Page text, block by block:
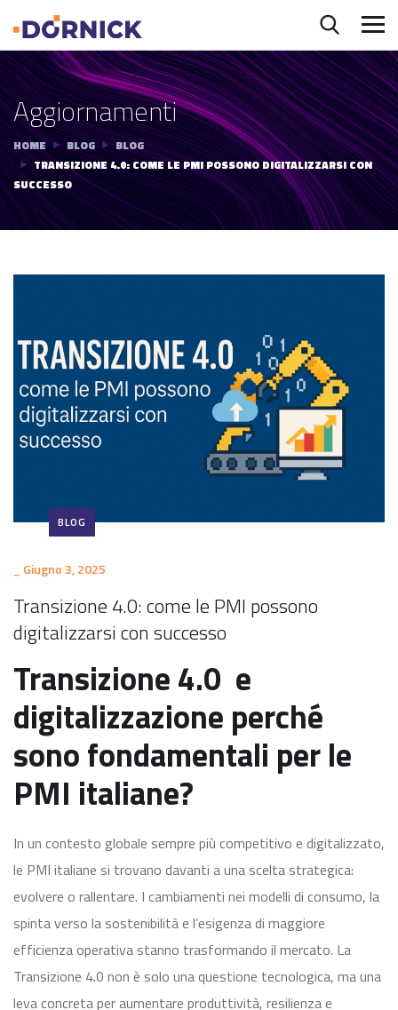
Aggiornamenti
HOME BLOG
BLOG
TRANSIZIONE 4.0: COME LE PMI POSSONO DIGITALIZZARSI CON
SUCCESSO
BLOG
Giugno 3, 2025
Transizione 4.0: come le PMI possono
digitalizzarsi con successo
Transizione 4.0 e
digitalizzazione perché
sono fondamentali per le
PMI italiane?
In un contesto globale sempre più competitivo e digitalizzato,
le PMI italiane si trovano davanti a una scelta strategica:
evolvere o rallentare. I cambiamenti nei modelli di consumo, la
spinta verso la sostenibilità e l’esigenza di maggiore
efficienza operativa stanno trasformando il mercato. La
Transizione 4.0 non è solo una questione tecnologica, ma una
leva concreta per aumentare produttività, resilienza e